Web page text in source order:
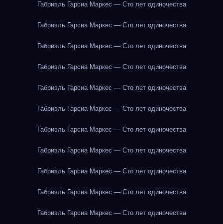
Габриэль Гарсиа Маркес — Сто лет одиночества
Габриэль Гарсиа Маркес — Сто лет одиночества
Габриэль Гарсиа Маркес — Сто лет одиночества
Габриэль Гарсиа Маркес — Сто лет одиночества
Габриэль Гарсиа Маркес — Сто лет одиночества
Габриэль Гарсиа Маркес — Сто лет одиночества
Габриэль Гарсиа Маркес — Сто лет одиночества
Габриэль Гарсиа Маркес — Сто лет одиночества
Габриэль Гарсиа Маркес — Сто лет одиночества
Габриэль Гарсиа Маркес — Сто лет одиночества
Габриэль Гарсиа Маркес — Сто лет одиночества